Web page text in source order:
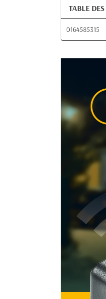
TABLE
0164585315